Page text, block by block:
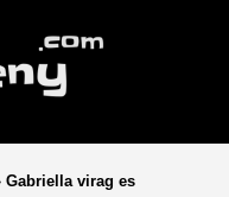
Gabriella virag es